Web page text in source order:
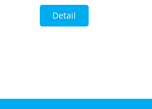
Detail